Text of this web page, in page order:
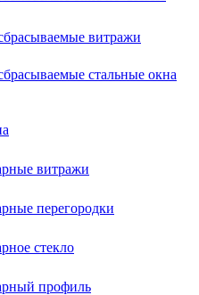
витражи
стальные окна
витражи
перегородки
стекло
профиль